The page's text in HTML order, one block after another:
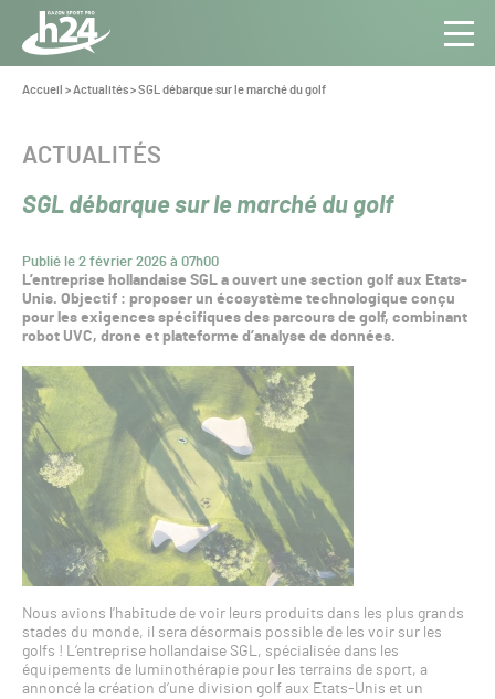
Panneau de gestion des cookies
Aller au contenu
Toute
l’info
Pro
Vous
Accueil >Actualités>SGL débarque sur le marché du golf
SGL débarque sur le marché du golf
Publié le 2 février 2026 à 07h00
CATÉGORIE :
ACTUALITÉS
L’entreprise hollandaise SGL a ouvert une section golf aux Etats-
Unis. Objectif : proposer un écosystème technologique conçu
pour les exigences spécifiques des parcours de golf, combinant
robot UVC, drone et plateforme d’analyse de données.
Nous avions l’habitude de voir leurs produits dans les plus grands
stades du monde, il sera désormais possible de les voir sur les
golfs ! L’entreprise hollandaise SGL, spécialisée dans les
équipements de luminothérapie pour les terrains de sport, a
annoncé la création d’une division golf aux Etats-Unis et un